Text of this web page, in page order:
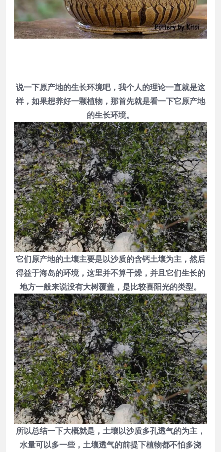
说一下原产地的生长环境吧，我个人的理论一直就是这
样，如果想养好一颗植物，那首先就是看一下它原产地
的生长环境。
它们原产地的土壤主要是以沙质的含钙土壤为主，然后
得益于海岛的环境，这里并不算干燥，并且它们生长的
地方一般来说没有大树覆盖，是比较喜阳光的类型。
所以总结一下大概就是，土壤以沙质多孔透气的为主，
水量可以多一些，土壤透气的前提下植物都不怕多浇